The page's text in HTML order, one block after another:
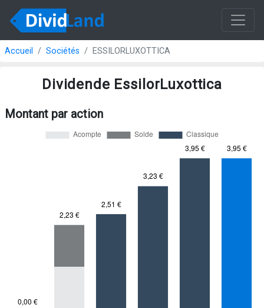
Accueil Sociétés ESSILORLUXOTTICA
Dividende EssilorLuxottica
Montant par action